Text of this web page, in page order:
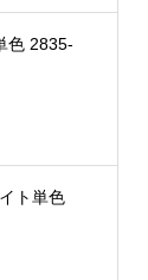
色 2835-
ト単色